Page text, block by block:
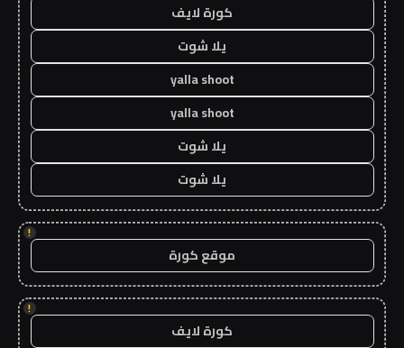
كورة لايف
يلا شوت
yalla shoot
yalla shoot
يلا شوت
يلا شوت
!
موقع كورة
!
كورة لايف